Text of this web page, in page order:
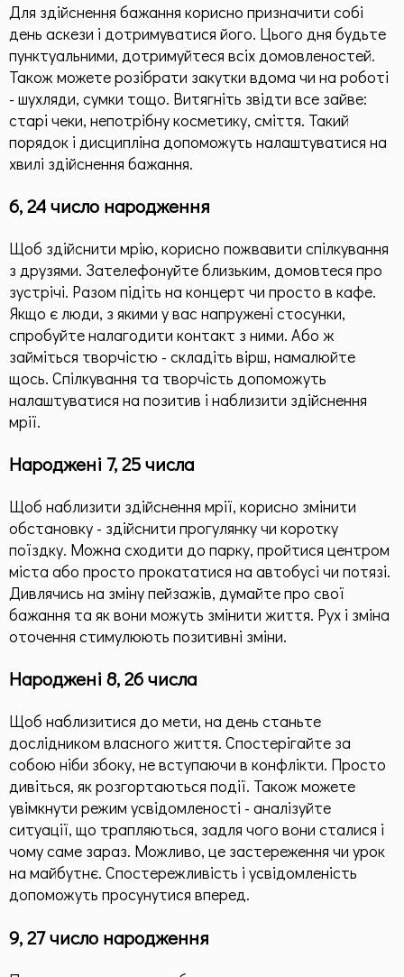
Для здійснення бажання корисно призначити собі
день аскези і дотримуватися його. Цього дня будьте
пунктуальними, дотримуйтеся всіх домовленостей.
Також можете розібрати закутки вдома чи на роботі
- шухляди, сумки тощо. Витягніть звідти все зайве:
старі чеки, непотрібну косметику, сміття. Такий
порядок і дисципліна допоможуть налаштуватися на
хвилі здійснення бажання.
6, 24 число народження
Щоб здійснити мрію, корисно пожвавити спілкування
з друзями. Зателефонуйте близьким, домовтеся про
зустрічі. Разом підіть на концерт чи просто в кафе.
Якщо є люди, з якими у вас напружені стосунки,
спробуйте налагодити контакт з ними. Або ж
займіться творчістю - складіть вірш, намалюйте
щось. Спілкування та творчість допоможуть
налаштуватися на позитив і наблизити здійснення
мрії.
Народжені 7, 25 числа
Щоб наблизити здійснення мрії, корисно змінити
обстановку - здійснити прогулянку чи коротку
поїздку. Можна сходити до парку, пройтися центром
міста або просто прокататися на автобусі чи потязі.
Дивлячись на зміну пейзажів, думайте про свої
бажання та як вони можуть змінити життя. Рух і зміна
оточення стимулюють позитивні зміни.
Народжені 8, 26 числа
Щоб наблизитися до мети, на день станьте
дослідником власного життя. Спостерігайте за
собою ніби збоку, не вступаючи в конфлікти. Просто
дивіться, як розгортаються події. Також можете
увімкнути режим усвідомленості - аналізуйте
ситуації, що трапляються, задля чого вони сталися і
чому саме зараз. Можливо, це застереження чи урок
на майбутнє. Спостережливість і усвідомленість
допоможуть просунутися вперед.
9, 27 число народження